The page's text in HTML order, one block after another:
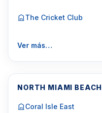
The Cricket Club
Ver más…
NORTH MIAMI
Coral Isle East